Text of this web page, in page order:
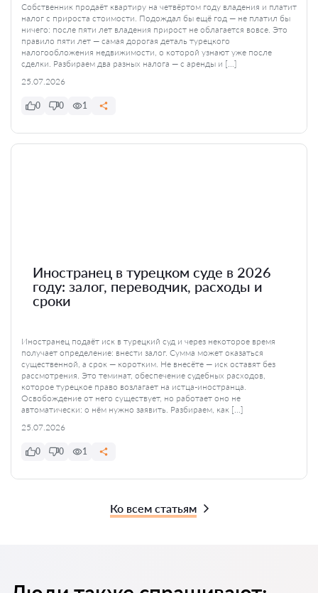
Собственник продаёт квартиру на четвёртом году владения и платит
налог с прироста стоимости. Подождал бы ещё год — не платил бы
ничего: после пяти лет владения прирост не облагается вовсе. Это
правило пяти лет — самая дорогая деталь турецкого
налогообложения недвижимости, о которой узнают уже после
сделки. Разбираем два разных налога — с аренды и […]
25.07.2026
0 0 1
Иностранец в турецком суде в 2026
году: залог, переводчик, расходы и
сроки
Иностранец подаёт иск в турецкий суд и через некоторое время
получает определение: внести залог. Сумма может оказаться
существенной, а срок — коротким. Не внесёте — иск оставят без
рассмотрения. Это теминат, обеспечение судебных расходов,
которое турецкое право возлагает на истца-иностранца.
Освобождение от него существует, но работает оно не
автоматически: о нём нужно заявить. Разбираем, как […]
25.07.2026
0 0 1
Ко всем статьям